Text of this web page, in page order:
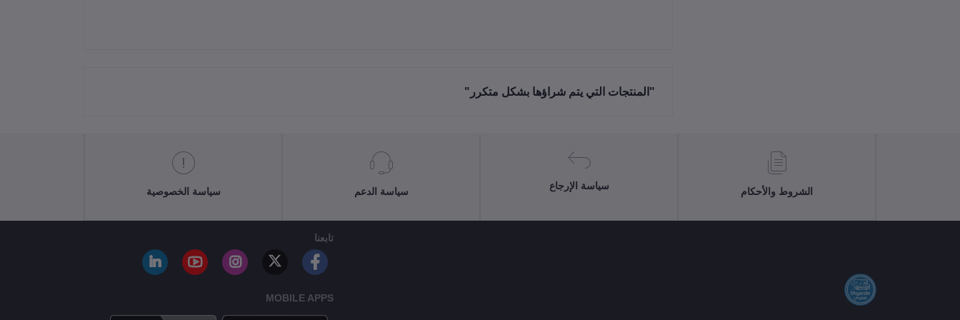
"المنتجات التي يتم شراؤها بشكل متكرر"
الشروط والأحكام
سياسة الإرجاع
سياسة الدعم سياسة الخصوصية
تابعنا
MOBILE APPS